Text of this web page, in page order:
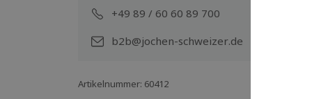
+49 89 / 60 60 89 700
b2b@jochen-schweizer.de
Artikelnummer: 60412